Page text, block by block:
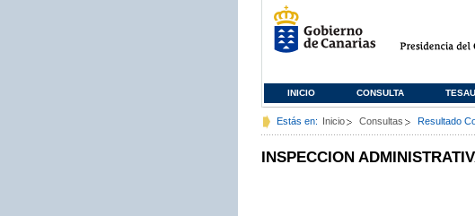
INICIO CONSULTA
Estás en: Inicio Consultas Resultado
INSPECCION